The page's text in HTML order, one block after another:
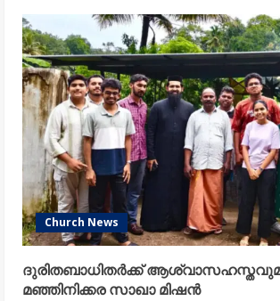
Church News
ദുരിതബാധിതർക്ക്
മഞ്ഞിനിക്കര സാഖാ മിഷൻ